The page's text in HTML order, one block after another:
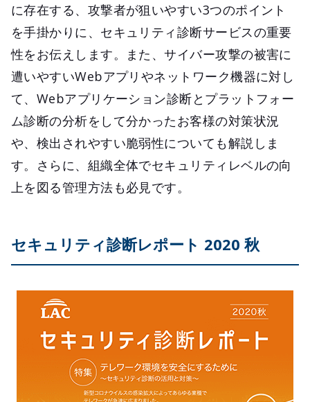
に存在する、攻撃者が狙いやすい3つのポイント
を手掛かりに、セキュリティ診断サービスの重要
性をお伝えします。また、サイバー攻撃の被害に
遭いやすいWebアプリやネットワーク機器に対し
て、Webアプリケーション診断とプラットフォー
ム診断の分析をして分かったお客様の対策状況
や、検出されやすい脆弱性についても解説しま
す。さらに、組織全体でセキュリティレベルの向
上を図る管理方法も必見です。
セキュリティ診断レポート 2020 秋